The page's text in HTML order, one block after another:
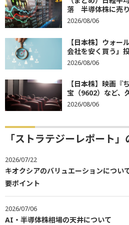
落 半導体株に売
2026/08/06
【日本株】ウォー
会社を安く買う」
2026/08/06
【日本株】映画『
宝（9602）など、
2026/08/06
「ストラテジーレポート
2026/07/22
キオクシアのバリュエーションにつ
要ポイント
2026/07/06
AI・半導体株相場の天井について